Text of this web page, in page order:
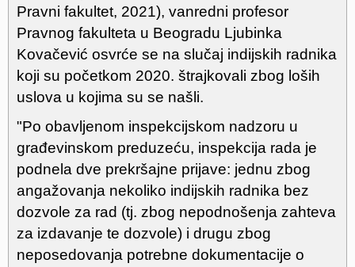
Pravni fakultet, 2021), vanredni profesor
Pravnog fakulteta u Beogradu Ljubinka
Kovačević osvrće se na slučaj indijskih radnika
koji su početkom 2020. štrajkovali zbog loših
uslova u kojima su se našli.
"Po obavljenom inspekcijskom nadzoru u
građevinskom preduzeću, inspekcija rada je
podnela dve prekršajne prijave: jednu zbog
angažovanja nekoliko indijskih radnika bez
dozvole za rad (tj. zbog nepodnošenja zahteva
za izdavanje te dozvole) i drugu zbog
neposedovanja potrebne dokumentacije o